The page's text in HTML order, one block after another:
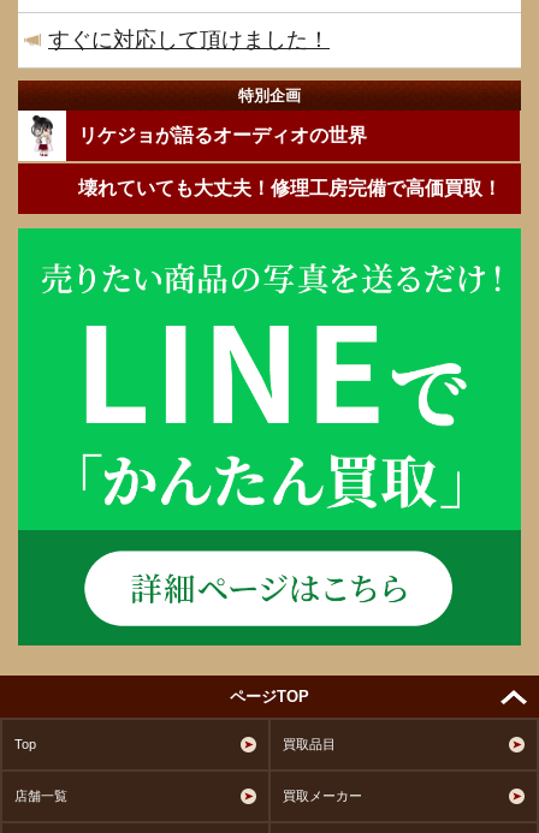
すぐに対応して頂けました！
特別企画
リケジョが語るオーディオの世界
壊れていても大丈夫！修理工房完備で高価買取！
ページTOP
Top 買取品目
店舗一覧 買取メーカー